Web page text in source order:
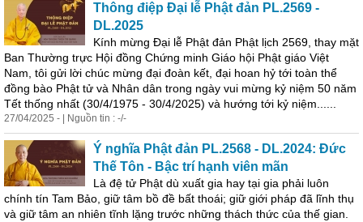
Thông điệp Đại lễ Phật đản PL.2569 -
DL.2025
Kính mừng Đại lễ Phật đản Phật lịch 2569, thay mặt
Ban Thường trực Hội đồng Chứng minh Giáo hội Phật giáo Việt
Nam, tôi gửi lời chúc mừng đại đoàn kết, đại hoan hỷ tới toàn thể
đồng bào Phật tử và Nhân dân trong ngày vui mừng kỷ niệm 50 năm
Tết thống nhất (30/4/1975 - 30/4/2025) và hướng tới kỷ niệm......
27/04/2025 - | Nguồn tin : -/-
Ý nghĩa Phật đản PL.2568 - DL.2024: Đức
Thế Tôn - Bậc trí hạnh viên mãn
Là đệ tử Phật dù xuất gia hay tại gia phải luôn
chính tín Tam Bảo, giữ tâm bồ đề bất thoái; giữ giới pháp đã lĩnh thụ
và giữ tâm an nhiên tĩnh lặng trước những thách thức của thế gian.